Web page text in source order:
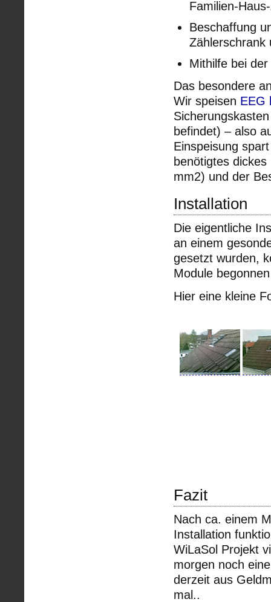
Familien-
Beschaffung
Zählerschrank
Mithilfe bei
Das besondere
Wir speisen EEG
befindet) – also
Einspeisung
benötigtes
mm2) und der
Installation
Die eigentliche
an einem
gesetzt wurden,
Module
Hier eine kleine
Fazit
Nach ca. einem
Installation
WiLaSol Projekt
morgen noch
derzeit aus
mal..